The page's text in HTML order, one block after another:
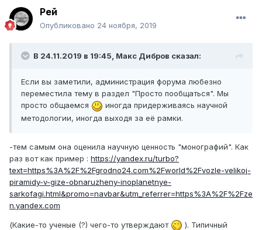
Рей
Опубликовано 24 ноября, 2019
В 24.11.2019 в 19:45, Макс Дибров сказал:
Если вы заметили, администрация форума любезно
переместила тему в раздел "Просто пообщаться". Мы
просто общаемся
иногда придерживаясь научной
методологии, иногда выходя за её рамки.
-тем самым она оценила научную ценность "монографий". Как
раз вот как пример : https://yandex.ru/turbo?
text=https%3A%2F%2Fgrodno24.com%2Fworld%2Fvozle-velikoj-
piramidy-v-gize-obnaruzheny-inoplanetnye-
sarkofagi.html&promo=navbar&utm_referrer=https%3A%2F%2Fze
n.yandex.com
(Какие-то ученые (?) чего-то утверждают
). Типичный